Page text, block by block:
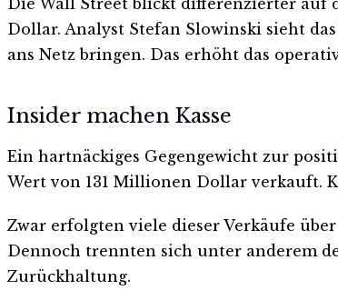
Die Wall Street blickt differenzierter auf
Dollar. Analyst Stefan Slowinski sieht
ans Netz bringen. Das erhöht das
Insider machen Kasse
Ein hartnäckiges Gegengewicht zur
Wert von 131 Millionen Dollar verkauft.
Zwar erfolgten viele dieser Verkäufe
Dennoch trennten sich unter anderem
Zurückhaltung.